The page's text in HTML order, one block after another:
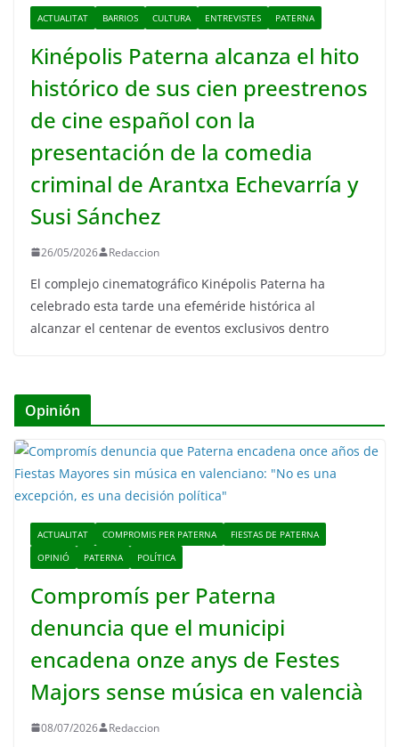
ACTUALITAT BARRIOS CULTURA ENTREVISTES PATERNA
Kinépolis Paterna alcanza el hito
histórico de sus cien preestrenos
de cine español con la
presentación de la comedia
criminal de Arantxa Echevarría y
Susi Sánchez
26/05/2026 Redaccion
El complejo cinematográfico Kinépolis Paterna ha
celebrado esta tarde una efeméride histórica al
alcanzar el centenar de eventos exclusivos dentro
Opinión
ACTUALITAT COMPROMIS PER PATERNA
FIESTAS DE PATERNA
OPINIÓ
PATERNA POLÍTICA
Compromís per Paterna
denuncia que el municipi
encadena onze anys de Festes
Majors sense música en valencià
08/07/2026 Redaccion